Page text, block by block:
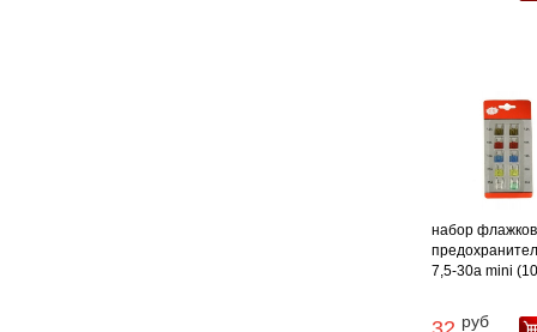
набор
7,5-30а mini
руб